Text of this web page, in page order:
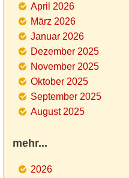
April 2026
März 2026
Januar 2026
Dezember 2025
November 2025
Oktober 2025
September 2025
August 2025
mehr...
2026